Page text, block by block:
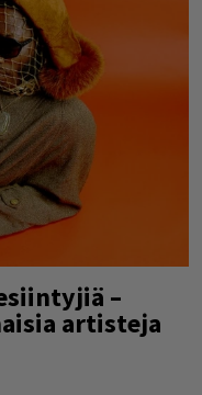
–
artisteja